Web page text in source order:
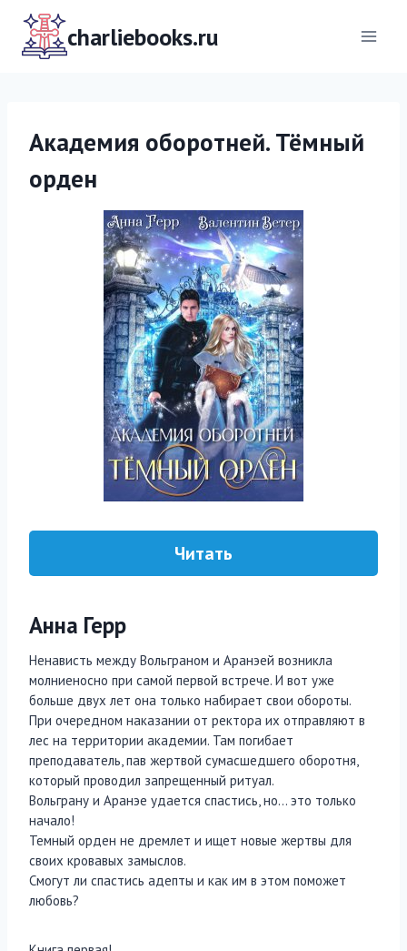
Перейти
содержимомуcharliebooks.ru
Академия оборотней. Тёмный
орден
Читать
Анна Герр
Ненависть между Вольграном и Аранэей возникла
молниеносно при самой первой встрече. И вот уже
больше двух лет она только набирает свои обороты.
При очередном наказании от ректора их отправляют в
лес на территории академии. Там погибает
преподаватель, пав жертвой сумасшедшего оборотня,
который проводил запрещенный ритуал.
Вольграну и Аранэе удается спастись, но… это только
начало!
Темный орден не дремлет и ищет новые жертвы для
своих кровавых замыслов.
Смогут ли спастись адепты и как им в этом поможет
любовь?